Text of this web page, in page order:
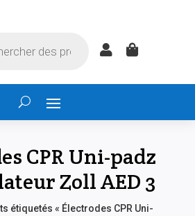
 
CPR Uni-padz
Zoll AED 3
étiquetés « Électrodes CPR Uni-